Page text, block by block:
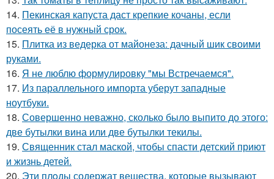
14. Пекинская капуста даст крепкие кочаны, если
посеять её в нужный срок.
15. Плитка из ведерка от майонеза: дачный шик своими
руками.
16. Я не люблю формулировку "мы Встречаемся".
17. Из параллельного импорта уберут западные
ноутбуки.
18. Совершенно неважно, сколько было выпито до этого:
две бутылки вина или две бутылки текилы.
19. Священник стал маской, чтобы спасти детский приют
и жизнь детей.
20. Эти плoды содержат вещества, которые вызывают